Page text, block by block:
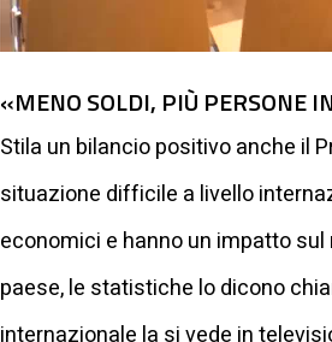
«MENO SOLDI, PIÙ PERSONE
Stila un bilancio positivo anche il
situazione difficile a livello
economici e hanno un impatto
paese, le statistiche lo dicono